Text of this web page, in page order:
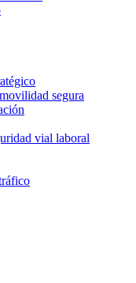
segura
vial laboral